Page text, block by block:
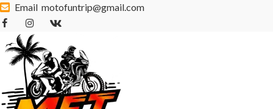
Email motofuntrip@gmail.com